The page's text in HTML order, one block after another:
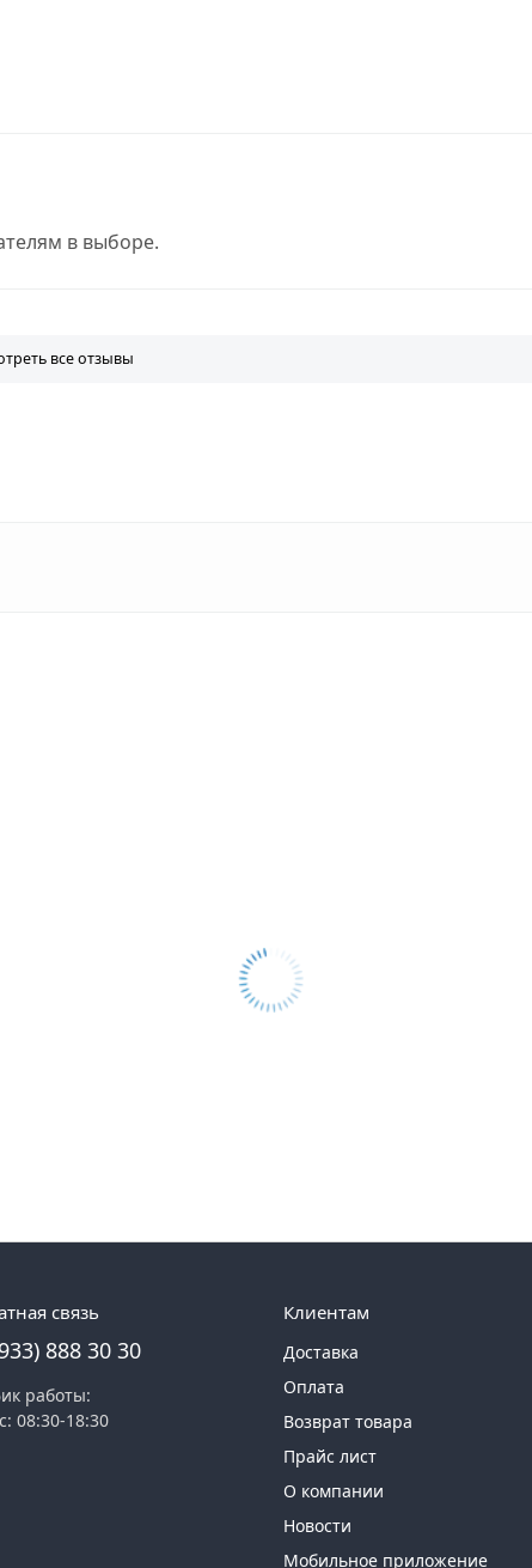
в выборе.
все отзывы
связь
888 30 30
работы:
08:30-18:30
Клиентам
Доставка
Оплата
Возврат товара
Прайс лист
О компании
Новости
Мобильное приложение